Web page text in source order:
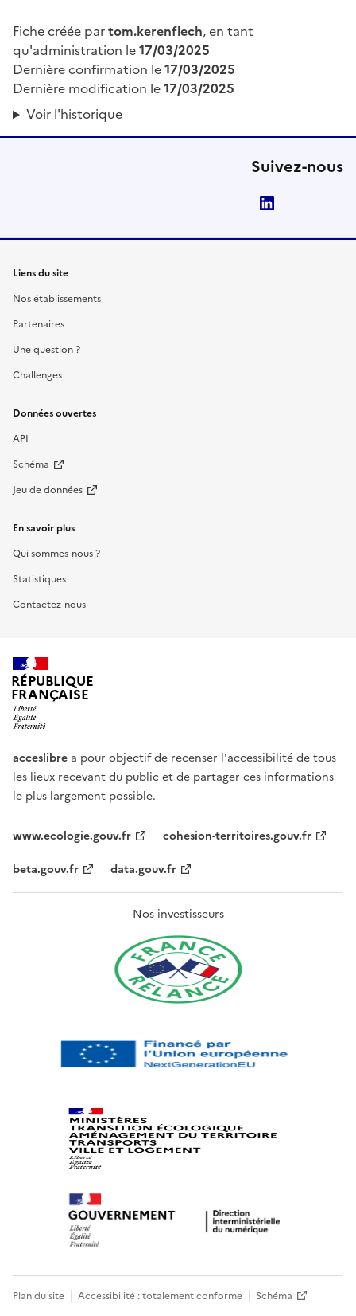
Fiche créée partom.kerenflech, en tant
qu'administration le17/03/2025
Dernière confirmation le17/03/2025
Dernière modification le17/03/2025
Voir l'historique
Suivez-nous
Liens du site
Nos établissements
Partenaires
Une question ?
Challenges
Données ouvertes
API
Schéma
Jeu de données
En savoir plus
Qui sommes-nous ?
Statistiques
Contactez-nous
RÉPUBLIQUE
FRANÇAISE
acceslibre a pour objectif de recenser l'accessibilité de tous
les lieux recevant du public et de partager ces informations
le plus largement possible.
www.ecologie.gouv.fr
cohesion-territoires.gouv.fr
beta.gouv.fr
data.gouv.fr
Nos investisseurs
Plan du site Accessibilité : totalement conforme Schéma